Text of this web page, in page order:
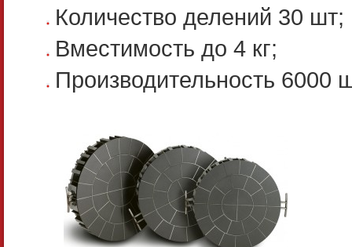
Количество делений 30 шт;
Вместимость до 4 кг;
Производительность 6000